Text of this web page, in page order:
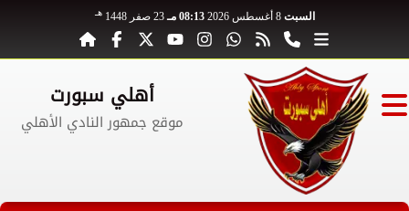
السبت 8 أغسطس 2026 08:13 مـ 23 صفر 1448 هـ
أهلي سبورت
موقع جمهور النادي الأهلي